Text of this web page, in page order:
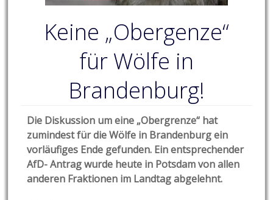
Keine „Obergenze“
für Wölfe in
Brandenburg!
Die Diskussion um eine „Obergrenze“ hat
zumindest für die Wölfe in Brandenburg ein
vorläufiges Ende gefunden. Ein entsprechender
AfD- Antrag wurde heute in Potsdam von allen
anderen Fraktionen im Landtag abgelehnt.